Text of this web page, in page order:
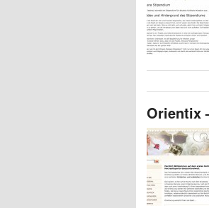
Orientix